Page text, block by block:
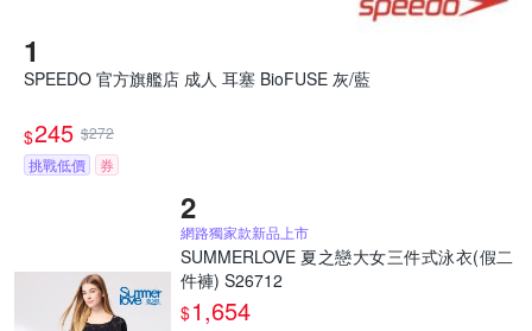
SPEEDO 官方旗艦店 成人 耳塞 BioFUSE 灰/藍
$245 $272
挑戰低價
券
網路獨家款新品上市
SUMMERLOVE 夏之戀大女三件式泳衣(假二
件褲) S26712
$1,654